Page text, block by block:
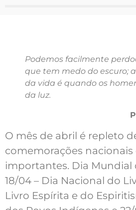
Podemos facilmente
que tem medo do escuro;
da vida é quando os
da luz.
O mês de abril é repleto
comemorações
importantes. Dia Mundial
18/04 – Dia Nacional do
Livro Espírita e do